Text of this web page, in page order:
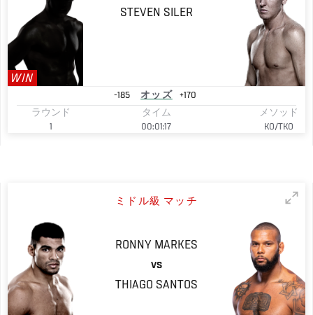
WIN
STEVEN SILER
-185 オッズ
+170
ラウンド
1
タイム
00:01:17
メソッド
KO/TKO
ミドル級 マッチ
RONNY MARKES
VS
THIAGO SANTOS